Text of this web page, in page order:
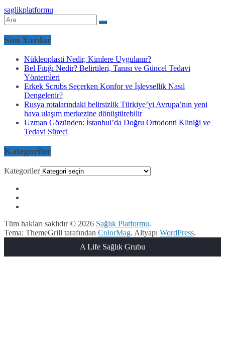
saglikplatformu
Son Yazılar
Nükleoplasti Nedir, Kimlere Uygulanır?
Bel Fıtığı Nedir? Belirtileri, Tanısı ve Güncel Tedavi
Yöntemleri
Erkek Scrubs Seçerken Konfor ve İşlevsellik Nasıl
Dengelenir?
Rusya rotalarındaki belirsizlik Türkiye’yi Avrupa’nın yeni
hava ulaşım merkezine dönüştürebilir
Uzman Gözünden: İstanbul’da Doğru Ortodonti Kliniği ve
Tedavi Süreci
Kategoriler
Kategoriler
Tüm hakları saklıdır © 2026 Sağlık Platformu.
Tema: ThemeGrill tarafından ColorMag. Altyapı WordPress.
A Life Sağlık Grubu